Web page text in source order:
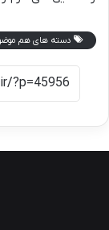
دسته های هم